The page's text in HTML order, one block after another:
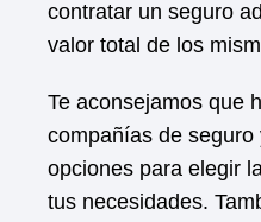
contratar un seguro
valor total de los
Te aconsejamos que
compañías de seguro
opciones para elegir
tus necesidades.